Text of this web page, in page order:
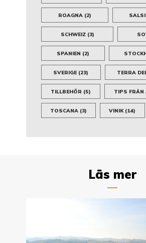
ROAGNA(2)
SCHWEIZ(3)
SPANIEN (2)
SVERIGE (23) TERRA
TILLBEHÖR (5) TIPS FRÅN
TOSCANA (3) VINIK(14)
Läs mer